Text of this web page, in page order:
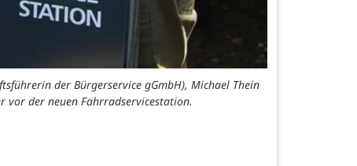
der Bürgerservice gGmbH), Michael Thein
vor der neuen Fahrradservicestation.